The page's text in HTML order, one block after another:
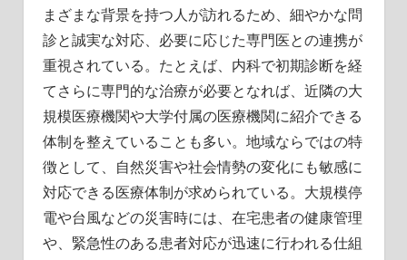
まざまな背景を持つ人が訪れるため、細やかな問
診と誠実な対応、必要に応じた専門医との連携が
重視されている。たとえば、内科で初期診断を経
てさらに専門的な治療が必要となれば、近隣の大
規模医療機関や大学付属の医療機関に紹介できる
体制を整えていることも多い。地域ならではの特
徴として、自然災害や社会情勢の変化にも敏感に
対応できる医療体制が求められている。大規模停
電や台風などの災害時には、在宅患者の健康管理
や、緊急性のある患者対応が迅速に行われる仕組